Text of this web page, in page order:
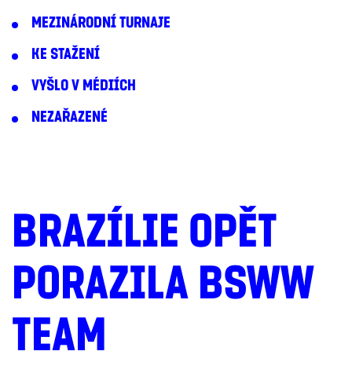
MEZINÁRODNÍ TURNAJE
KE STAŽENÍ
VYŠLO V MÉDIÍCH
NEZAŘAZENÉ
BRAZÍLIE OPĚT
PORAZILA BSWW
TEAM